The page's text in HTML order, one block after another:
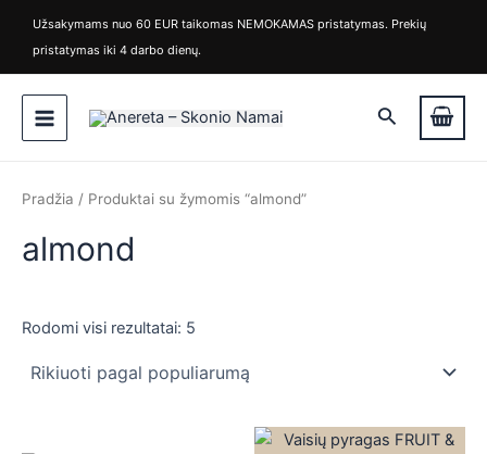
turinio
Užsakymams nuo 60 EUR taikomas NEMOKAMAS pristatymas. Prekių
pristatymas iki 4 darbo dienų.
Main
Menu
Paieška
k
a
n
s
k
i
Pradžia / Produktai su žymomis “almond”
almond
Rodomi visi rezultatai: 5
pagal